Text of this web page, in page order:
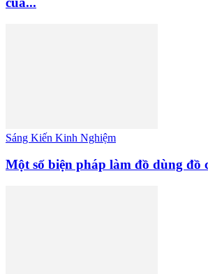
Sáng Kiến Kinh Nghiệm
Một số biện pháp làm đồ dùng đồ